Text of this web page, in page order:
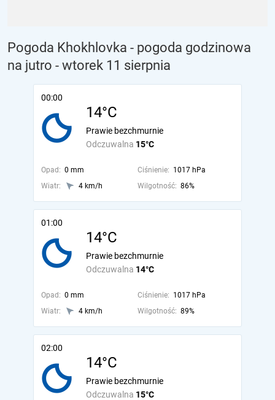
Pogoda Khokhlovka - pogoda godzinowa
na jutro - wtorek 11 sierpnia
00:00
14°C
Odczuwalna 15°C
Prawie bezchmurnie
Opad: 0 mm Ciśnienie: 1017 hPa
Wiatr:
4 km/h Wilgotność: 86%
01:00
14°C
Odczuwalna 14°C
Prawie bezchmurnie
Opad: 0 mm Ciśnienie: 1017 hPa
Wiatr:
4 km/h Wilgotność: 89%
02:00
14°C
Odczuwalna 15°C
Prawie bezchmurnie